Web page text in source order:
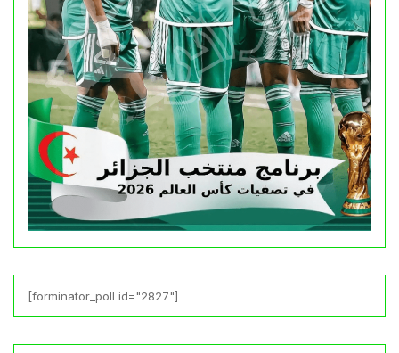
[forminator_poll id="2827"]